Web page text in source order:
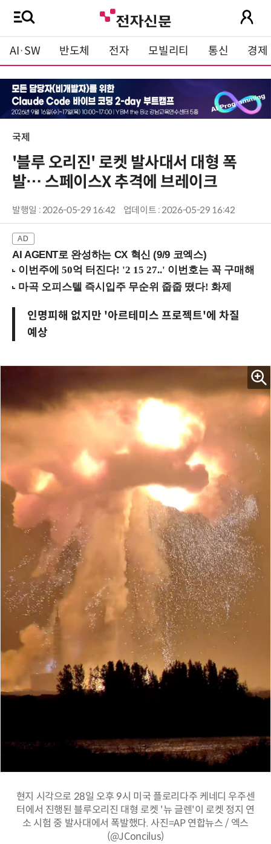
AI·SW 반도체 전자 모빌리티 통신 경제
국제
'블루 오리진' 로켓 발사대서 대형 폭
발… 스페이스X 추격에 브레이크
발행일 : 2026-05-29 16:42 업데이트 : 2026-05-29 16:42
AI AGENT로 완성하는 CX 혁신 (9/9 코엑스)
인명피해 없지만 '아르테미스 프로젝트'에 차질
예상
현지 시각으로 28일 오후 9시 미국 플로리다주 케네디 우주센
터에서 진행된 블루오리진 대형 로켓 '뉴 글렌'이 로켓 정지 연
소 시험 중 발사대에서 폭발했다. 사진=AP 연합뉴스 / 엑스
(@JConcilus)